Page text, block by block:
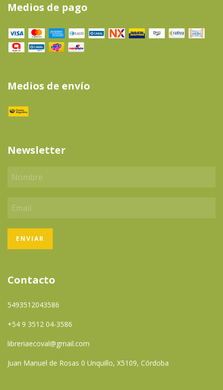
Medios de pago
Medios de envío
Newsletter
Contacto
5493512043586
+54 9 3512 04-3586
libreriaecoval@gmail.com
Juan Manuel de Rosas 0 Unquillo, X5109, Córdoba